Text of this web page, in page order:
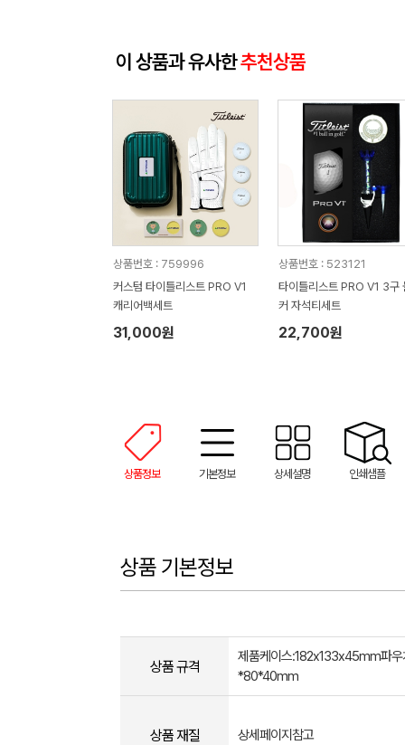
이 상품과 유사한추천상품
상품번호 : 759996
커스텀 타이틀리스트 PRO V1
캐리어백세트
31,000원
상품번호 : 523121
타이틀리스트 PRO V1 3구
커 자석티세트
22,700원
상품정보 기본정보 상세설명 인쇄샘플
상품 기본정보
상품 규격
제품케이스:182x133x45mm파우
*80*40mm
상품 재질 상세페이지참고